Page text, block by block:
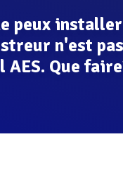
peux
n'est
Que